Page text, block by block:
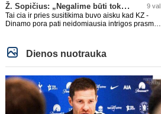
Ž. Sopičius: „Negalime būti tokie išsigandę“ 9 val.
Tai cia ir pries susitikima buvo aisku kad KZ -
Dinamo pora pati neidomiausia intrigos prasme.
nereikejo zaist kaip i kelnes prisikus
Dienos nuotrauka